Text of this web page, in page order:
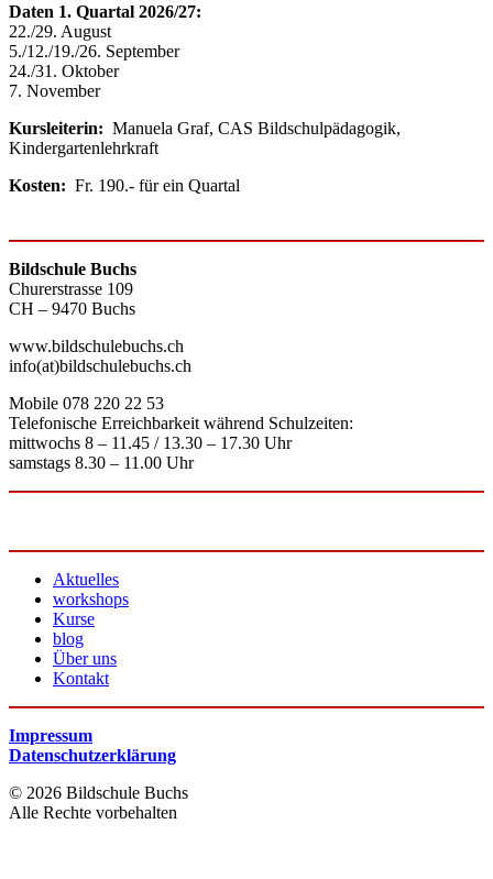
Daten 1. Quartal 2026/27:
22./29. August
5./12./19./26. September
24./31. Oktober
7. November
Kursleiterin: Manuela Graf, CAS Bildschulpädagogik,
Kindergartenlehrkraft
Kosten: Fr. 190.- für ein Quartal
Bildschule Buchs
Churerstrasse 109
CH – 9470 Buchs
www.bildschulebuchs.ch
info(at)bildschulebuchs.ch
Mobile 078 220 22 53
Telefonische Erreichbarkeit während Schulzeiten:
mittwochs 8 – 11.45 / 13.30 – 17.30 Uhr
samstags 8.30 – 11.00 Uhr
Aktuelles
workshops
Kurse
blog
Über uns
Kontakt
Impressum
Datenschutzerklärung
© 2026 Bildschule Buchs
Alle Rechte vorbehalten